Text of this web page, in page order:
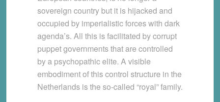
sovereign country but it is hijacked and
occupied by imperialistic forces with dark
agenda’s. All this is facilitated by corrupt
puppet governments that are controlled
by a psychopathic elite. A visible
embodiment of this control structure in the
Netherlands is the so-called “royal” family.